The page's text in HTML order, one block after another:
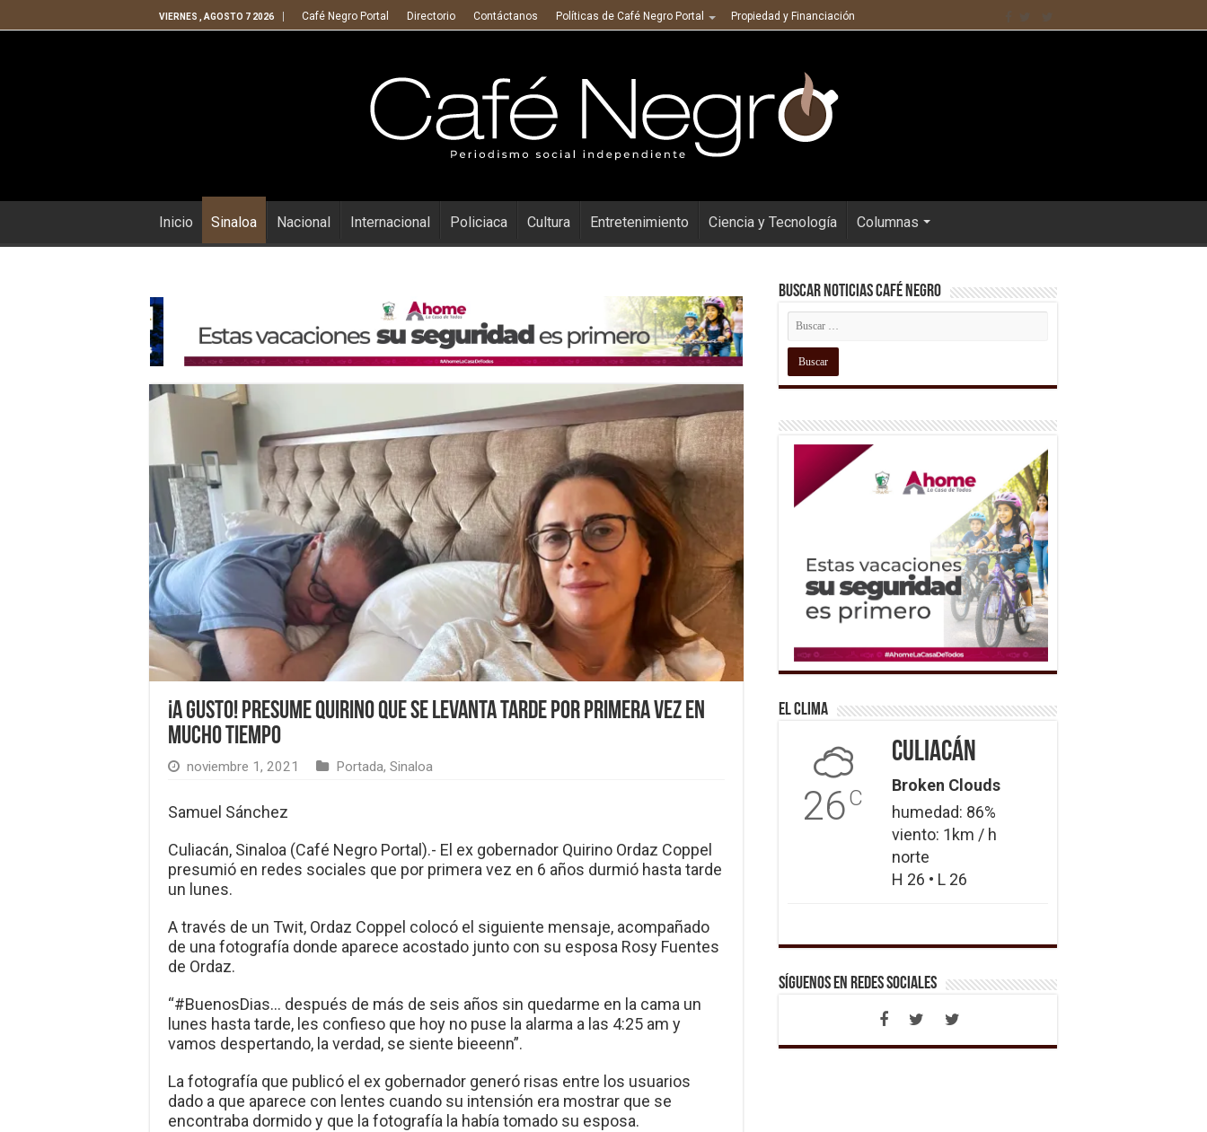
VIERNES , AGOSTO 7 2026 Café Negro Portal Directorio Contáctanos Políticas de Café Negro Portal Propiedad y Financiación
Inicio Sinaloa Nacional Internacional Policiaca Cultura Entretenimiento Ciencia y Tecnología Columnas
¡A gusto! Presume Quirino que se levanta tarde por primera vez en
mucho tiempo
noviembre 1, 2021 Portada, Sinaloa
Samuel Sánchez
Culiacán, Sinaloa (Café Negro Portal).- El ex gobernador Quirino Ordaz Coppel
presumió en redes sociales que por primera vez en 6 años durmió hasta tarde
un lunes.
A través de un Twit, Ordaz Coppel colocó el siguiente mensaje, acompañado
de una fotografía donde aparece acostado junto con su esposa Rosy Fuentes
de Ordaz.
“#BuenosDias… después de más de seis años sin quedarme en la cama un
lunes hasta tarde, les confieso que hoy no puse la alarma a las 4:25 am y
vamos despertando, la verdad, se siente bieeenn”.
La fotografía que publicó el ex gobernador generó risas entre los usuarios
dado a que aparece con lentes cuando su intensión era mostrar que se
encontraba dormido y que la fotografía la había tomado su esposa.
Buscar Noticias Café Negro
El Clima
26C
Culiacán
Broken Clouds
humedad: 86%
viento: 1km / h
norte
H 26 • L 26
Síguenos en Redes Sociales